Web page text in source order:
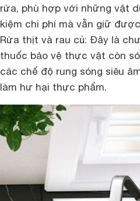
rửa, phù hợp với những vật
kiệm chi phí mà vẫn giữ
Rửa thịt và rau củ: Đây là
thuốc bảo vệ thực vật còn
các chế độ rung sóng siêu
làm hư hại thực phẩm.